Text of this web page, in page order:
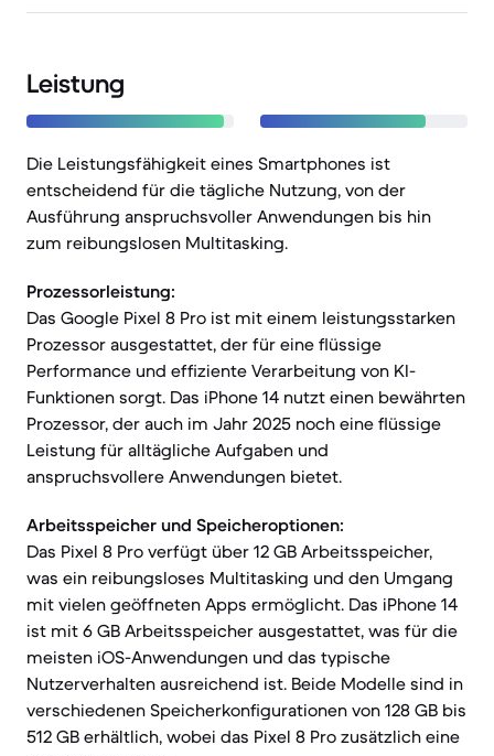
Leistung
Die Leistungsfähigkeit eines Smartphones ist
entscheidend für die tägliche Nutzung, von der
Ausführung anspruchsvoller Anwendungen bis hin
zum reibungslosen Multitasking.
Prozessorleistung:
Das Google Pixel 8 Pro ist mit einem leistungsstarken
Prozessor ausgestattet, der für eine flüssige
Performance und effiziente Verarbeitung von KI-
Funktionen sorgt. Das iPhone 14 nutzt einen bewährten
Prozessor, der auch im Jahr 2025 noch eine flüssige
Leistung für alltägliche Aufgaben und
anspruchsvollere Anwendungen bietet.
Arbeitsspeicher und Speicheroptionen:
Das Pixel 8 Pro verfügt über 12 GB Arbeitsspeicher,
was ein reibungsloses Multitasking und den Umgang
mit vielen geöffneten Apps ermöglicht. Das iPhone 14
ist mit 6 GB Arbeitsspeicher ausgestattet, was für die
meisten iOS-Anwendungen und das typische
Nutzerverhalten ausreichend ist. Beide Modelle sind in
verschiedenen Speicherkonfigurationen von 128 GB bis
512 GB erhältlich, wobei das Pixel 8 Pro zusätzlich eine